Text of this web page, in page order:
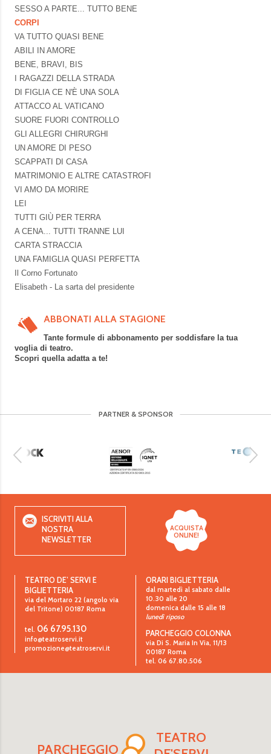
SESSO A PARTE... TUTTO BENE
CORPI
VA TUTTO QUASI BENE
ABILI IN AMORE
BENE, BRAVI, BIS
I RAGAZZI DELLA STRADA
DI FIGLIA CE N'È UNA SOLA
ATTACCO AL VATICANO
SUORE FUORI CONTROLLO
GLI ALLEGRI CHIRURGHI
UN AMORE DI PESO
SCAPPATI DI CASA
MATRIMONIO E ALTRE CATASTROFI
VI AMO DA MORIRE
LEI
TUTTI GIÙ PER TERRA
A CENA... TUTTI TRANNE LUI
CARTA STRACCIA
UNA FAMIGLIA QUASI PERFETTA
Il Corno Fortunato
Elisabeth - La sarta del presidente
ABBONATI ALLA STAGIONE
Tante formule di abbonamento per soddisfare la tua
voglia di teatro.
Scopri quella adatta a te!
PARTNER & SPONSOR
ISCRIVITI ALLA
NOSTRA
NEWSLETTER
ACQUISTA
ONLINE!
TEATRO DE’ SERVI E
BIGLIETTERIA
via del Mortaro 22 (angolo via
del Tritone) 00187 Roma
tel. 06 67.95.130
info@teatroservi.it
promozione@teatroservi.it
ORARI BIGLIETTERIA
dal martedì al sabato dalle
10.30 alle 20
domenica dalle 15 alle 18
lunedì riposo
PARCHEGGIO COLONNA
via Di S. Maria In Via, 11/13
00187 Roma
tel. 06 67.80.506
TEATRO
PARCHEGGIO